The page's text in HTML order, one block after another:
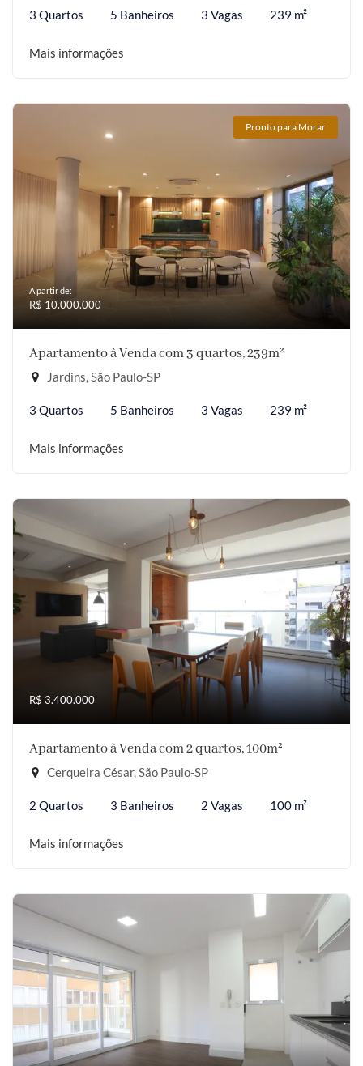
3 Quartos 5 Banheiros 3 Vagas 239 m²
Mais informações
Pronto para Morar
A partir de:
R$ 10.000.000
Apartamento à Venda com 3 quartos, 239m²
Jardins, São Paulo-SP
3 Quartos 5 Banheiros 3 Vagas 239 m²
Mais informações
R$ 3.400.000
Apartamento à Venda com 2 quartos, 100m²
Cerqueira César, São Paulo-SP
2 Quartos 3 Banheiros 2 Vagas 100 m²
Mais informações